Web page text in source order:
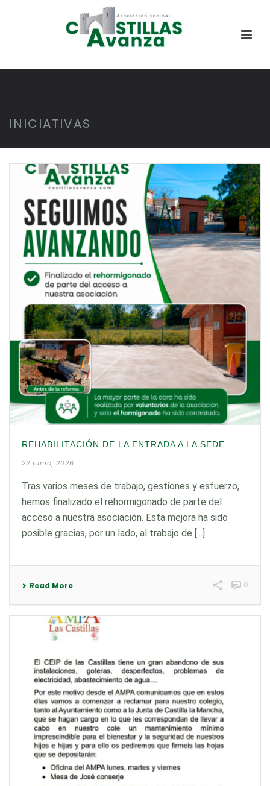
INICIATIVAS
REHABILITACIÓN DE LA ENTRADA A LA SEDE
22 junio, 2026
Tras varios meses de trabajo, gestiones y esfuerzo,
hemos finalizado el rehormigonado de parte del
acceso a nuestra asociación. Esta mejora ha sido
posible gracias, por un lado, al trabajo de [...]
Read More 0